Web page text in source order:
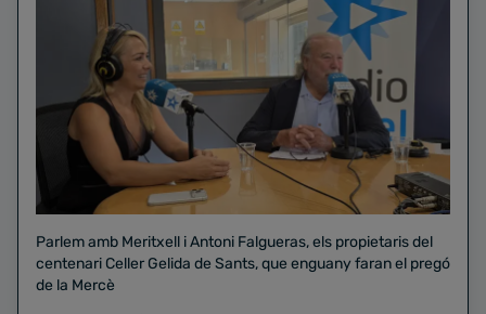
Parlem amb Meritxell i Antoni Falgueras, els propietaris del
centenari Celler Gelida de Sants, que enguany faran el pregó
de la Mercè